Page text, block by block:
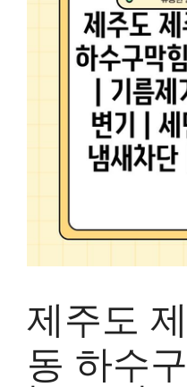
제주도
동 하수